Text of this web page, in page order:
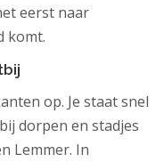
eerst naar
komt.
op. Je staat snel
dorpen en stadjes
Lemmer. In